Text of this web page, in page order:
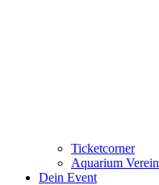
Ticketcorner
Aquarium Verein
Dein Event